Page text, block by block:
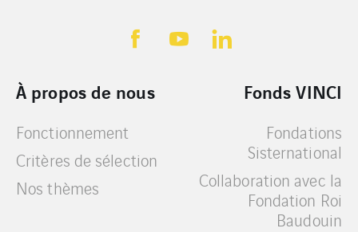
À propos de nous
Fonctionnement
Critères de sélection
Nos thèmes
Fonds VINCI
Fondations
Sisternational
Collaboration avec la
Fondation Roi
Baudouin